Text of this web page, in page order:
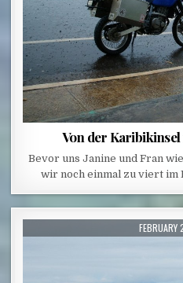
Von der
Bevor uns Janine und Fran
wir noch einmal zu viert im